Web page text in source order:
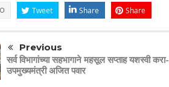
0 Tweet Share Share
Previous
सर्व विभागांच्या सहभागाने महसूल सप्ताह यशस्वी करा-
उपमुख्यमंत्री अजित पवार